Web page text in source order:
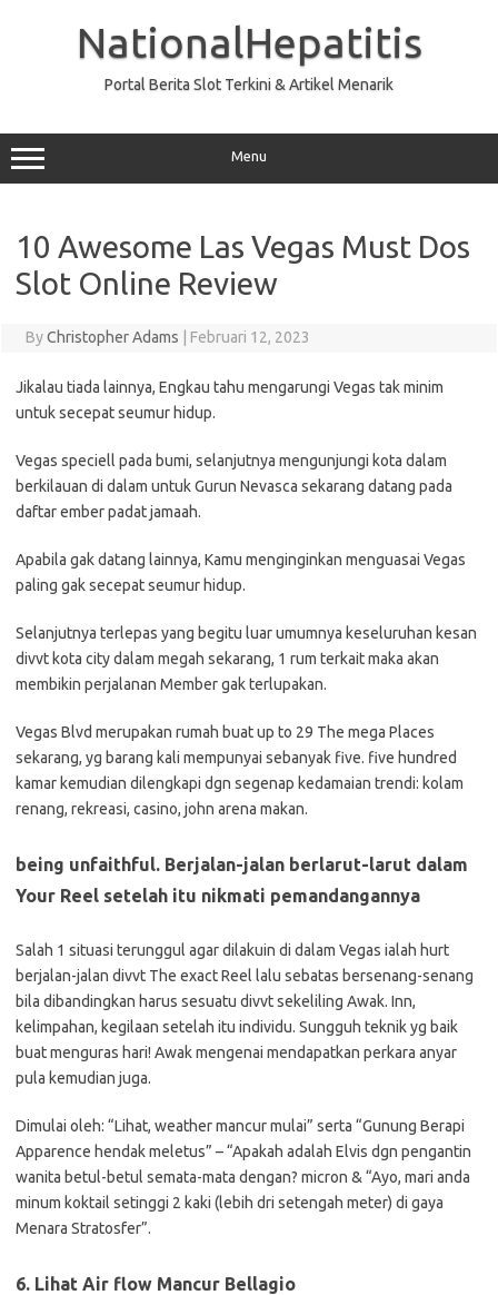
NationalHepatitis
Portal Berita Slot Terkini & Artikel Menarik
Menu
10 Awesome Las Vegas Must Dos
Slot Online Review
ByChristopher Adams Februari 12, 2023
Jikalau tiada lainnya, Engkau tahu mengarungi Vegas tak minim
untuk secepat seumur hidup.
Vegas speciell pada bumi, selanjutnya mengunjungi kota dalam
berkilauan di dalam untuk Gurun Nevasca sekarang datang pada
daftar ember padat jamaah.
Apabila gak datang lainnya, Kamu menginginkan menguasai Vegas
paling gak secepat seumur hidup.
Selanjutnya terlepas yang begitu luar umumnya keseluruhan kesan
divvt kota city dalam megah sekarang, 1 rum terkait maka akan
membikin perjalanan Member gak terlupakan.
Vegas Blvd merupakan rumah buat up to 29 The mega Places
sekarang, yg barang kali mempunyai sebanyak five. five hundred
kamar kemudian dilengkapi dgn segenap kedamaian trendi: kolam
renang, rekreasi, casino, john arena makan.
being unfaithful. Berjalan-jalan berlarut-larut dalam
Your Reel setelah itu nikmati pemandangannya
Salah 1 situasi terunggul agar dilakuin di dalam Vegas ialah hurt
berjalan-jalan divvt The exact Reel lalu sebatas bersenang-senang
bila dibandingkan harus sesuatu divvt sekeliling Awak. Inn,
kelimpahan, kegilaan setelah itu individu. Sungguh teknik yg baik
buat menguras hari! Awak mengenai mendapatkan perkara anyar
pula kemudian juga.
Dimulai oleh: “Lihat, weather mancur mulai” serta “Gunung Berapi
Apparence hendak meletus” – “Apakah adalah Elvis dgn pengantin
wanita betul-betul semata-mata dengan? micron & “Ayo, mari anda
minum koktail setinggi 2 kaki (lebih dri setengah meter) di gaya
Menara Stratosfer”.
6. Lihat Air flow Mancur Bellagio